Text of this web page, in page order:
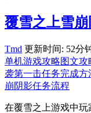
覆雪之上雪
Tmd 更新时间: 52分
单机游戏攻略图文攻
袭第一击任务完成方
崩阴影任务流程
在覆雪之上游戏中